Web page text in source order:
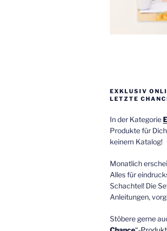
EXKLUSIV
LETZTE
In der Kategorie
Produkte für
keinem Katalog!
Monatlich
Alles für
Schachtel! Die
Anleitungen,
Stöbere gerne